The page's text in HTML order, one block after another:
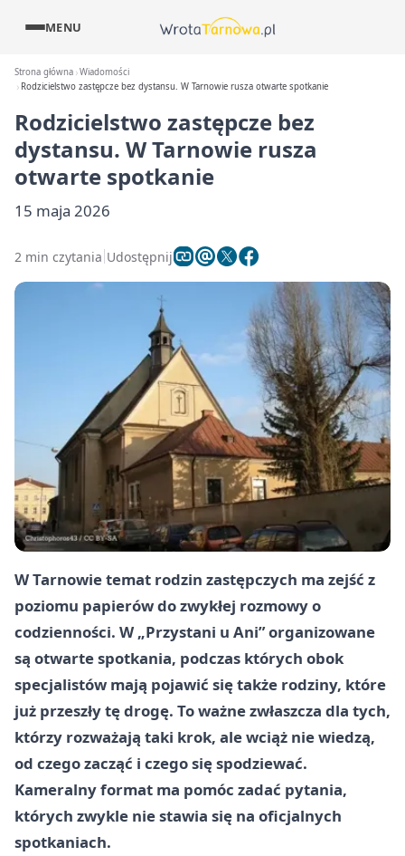
MENU
Strona główna Wiadomości
Rodzicielstwo zastępcze bez dystansu. W Tarnowie rusza otwarte spotkanie
Rodzicielstwo zastępcze bez
dystansu. W Tarnowie rusza
otwarte spotkanie
15 maja 2026
2 min czytania Udostępnij
W Tarnowie temat rodzin zastępczych ma zejść z
poziomu papierów do zwykłej rozmowy o
codzienności. W „Przystani u Ani” organizowane
są otwarte spotkania, podczas których obok
specjalistów mają pojawić się także rodziny, które
już przeszły tę drogę. To ważne zwłaszcza dla tych,
którzy rozważają taki krok, ale wciąż nie wiedzą,
od czego zacząć i czego się spodziewać.
Kameralny format ma pomóc zadać pytania,
których zwykle nie stawia się na oficjalnych
spotkaniach.